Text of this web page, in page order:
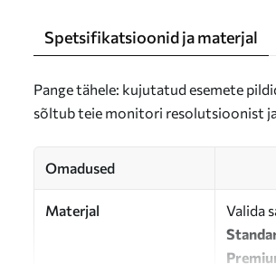
Spetsifikatsioonid ja materjal
Pange tähele: kujutatud esemete
sõltub teie monitori resolutsioonist
Omadused
Materjal
Valida